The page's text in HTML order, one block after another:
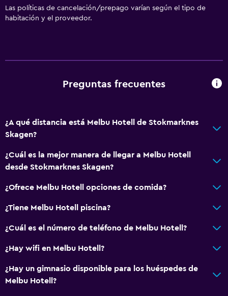
Las políticas de cancelación/prepago varían según el tipo de
habitación y el proveedor.
Preguntas frecuentes
¿A qué distancia está Melbu Hotell de Stokmarknes
Skagen?
¿Cuál es la mejor manera de llegar a Melbu Hotell
desde Stokmarknes Skagen?
¿Ofrece Melbu Hotell opciones de comida?
¿Tiene Melbu Hotell piscina?
¿Cuál es el número de teléfono de Melbu Hotell?
¿Hay wifi en Melbu Hotell?
¿Hay un gimnasio disponible para los huéspedes de
Melbu Hotell?